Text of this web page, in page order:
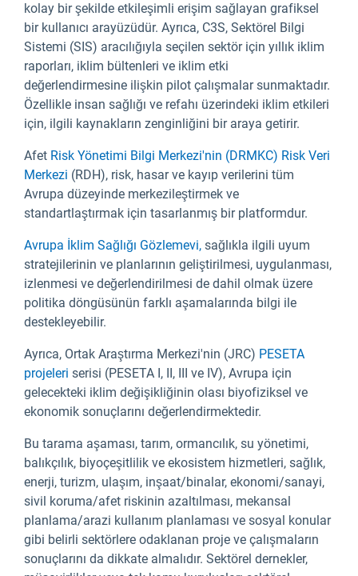
kolay bir şekilde etkileşimli erişim sağlayan grafiksel
bir kullanıcı arayüzüdür. Ayrıca, C3S, Sektörel Bilgi
Sistemi (SIS) aracılığıyla seçilen sektör için yıllık iklim
raporları, iklim bültenleri ve iklim etki
değerlendirmesine ilişkin pilot çalışmalar sunmaktadır.
Özellikle insan sağlığı ve refahı üzerindeki iklim etkileri
için, ilgili kaynakların zenginliğini bir araya getirir.
Afet Risk Yönetimi Bilgi Merkezi'nin (DRMKC) Risk Veri
Merkezi (RDH), risk, hasar ve kayıp verilerini tüm
Avrupa düzeyinde merkezileştirmek ve
standartlaştırmak için tasarlanmış bir platformdur.
Avrupa İklim Sağlığı Gözlemevi, sağlıkla ilgili uyum
stratejilerinin ve planlarının geliştirilmesi, uygulanması,
izlenmesi ve değerlendirilmesi de dahil olmak üzere
politika döngüsünün farklı aşamalarında bilgi ile
destekleyebilir.
Ayrıca, Ortak Araştırma Merkezi'nin (JRC) PESETA
projeleri serisi (PESETA I, II, III ve IV), Avrupa için
gelecekteki iklim değişikliğinin olası biyofiziksel ve
ekonomik sonuçlarını değerlendirmektedir.
Bu tarama aşaması, tarım, ormancılık, su yönetimi,
balıkçılık, biyoçeşitlilik ve ekosistem hizmetleri, sağlık,
enerji, turizm, ulaşım, inşaat/binalar, ekonomi/sanayi,
sivil koruma/afet riskinin azaltılması, mekansal
planlama/arazi kullanım planlaması ve sosyal konular
gibi belirli sektörlere odaklanan proje ve çalışmaların
sonuçlarını da dikkate almalıdır. Sektörel dernekler,